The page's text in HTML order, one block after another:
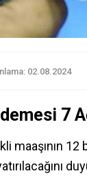
02.08.2024
7
maaşının